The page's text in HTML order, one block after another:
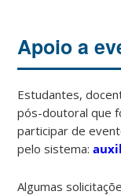
Apoio a
Estudantes,
pós-doutoral que
participar de
pelo sistema:
Algumas